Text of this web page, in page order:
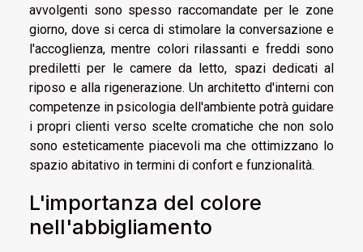
avvolgenti sono spesso raccomandate per le zone
giorno, dove si cerca di stimolare la conversazione e
l'accoglienza, mentre colori rilassanti e freddi sono
prediletti per le camere da letto, spazi dedicati al
riposo e alla rigenerazione. Un architetto d'interni con
competenze in psicologia dell'ambiente potrà guidare
i propri clienti verso scelte cromatiche che non solo
sono esteticamente piacevoli ma che ottimizzano lo
spazio abitativo in termini di confort e funzionalità.
L'importanza del colore
nell'abbigliamento